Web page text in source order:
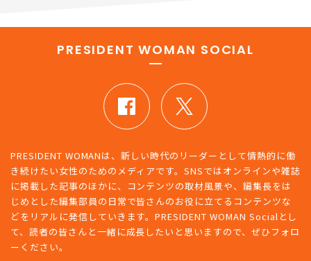
PRESIDENT WOMAN SOCIAL
PRESIDENT WOMANは、新しい時代のリーダーとして情熱的に働
き続けたい女性のためのメディアです。SNSではオンラインや雑誌
に掲載した記事のほかに、コンテンツの取材風景や、編集長をは
じめとした編集部員の日常で皆さんのお役に立てるコンテンツな
どをリアルに発信していきます。PRESIDENT WOMAN Socialとし
て、読者の皆さんと一緒に成長したいと思いますので、ぜひフォロ
ーください。